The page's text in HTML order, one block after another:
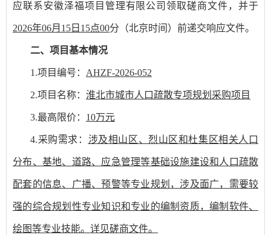
应联系安徽泽福项目管理有限公司领取磋商文件，并于
2026年06月 15 日 15点00分（北京时间）前递交响应文件。
二、项目基本情况
1.项目编号： AHZF-2026-052
2.项目名称： 淮北市城市人口疏散专项规划采购项目
3.最高限价： 10万元
4.采购需求： 涉及相山区、烈山区和杜集区相关人口
分布、基地、道路、应急管理等基础设施建设和人口疏散
配套的信息、广播、预警等专业规划，涉及面广，需要较
强的综合规划性专业知识和专业的编制资质，编制软件、
绘图等专业技能。 详见磋商文件。